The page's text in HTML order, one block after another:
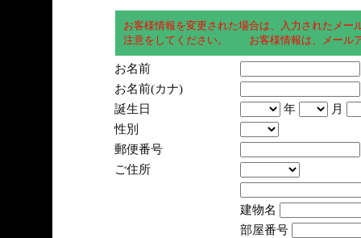
お客様情報を変更された場合は、入力されたメ
注意をしてください。 お客様情報は、メール
お名前
お名前(カナ)
誕生日
年
月
性別
郵便番号
ご住所
建物名
部屋番号